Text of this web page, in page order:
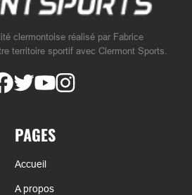
clermontoise réalisé par Fabrice
territoire sportif avec Clermont Sports.
PAGES
Accueil
A propos